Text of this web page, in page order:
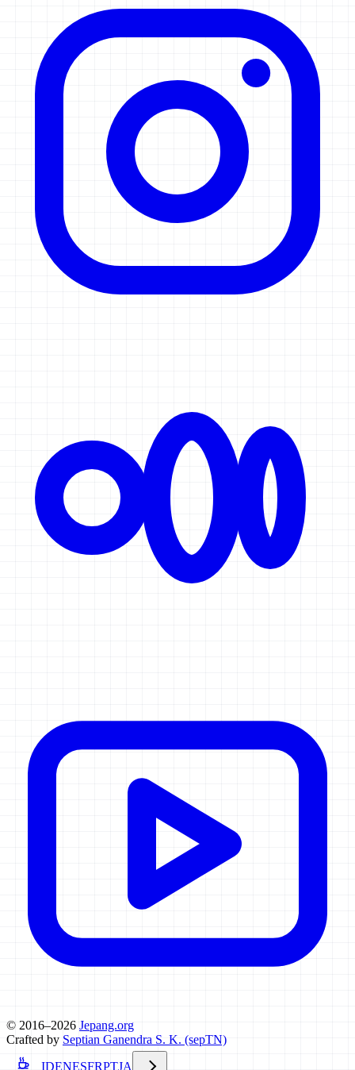
© 2016–2026 Jepang.org
Crafted by Septian Ganendra S. K. (sepTN)
IDENESFRPTJA